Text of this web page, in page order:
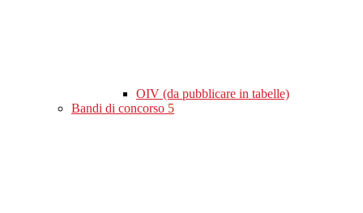
OIV (da pubblicare in tabelle)
Bandi di concorso 5